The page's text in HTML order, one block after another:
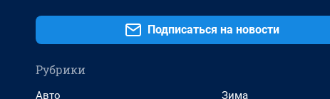
Подписаться на новости
Рубрики
Авто
Зима